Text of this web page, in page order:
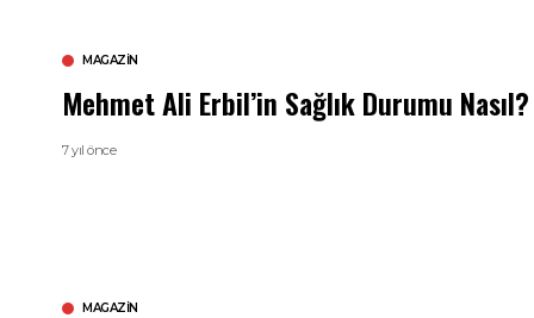
MAGAZIN
Mehmet Ali Erbil’in Sağlık Durumu Nasıl?
7 yıl önce
MAGAZIN